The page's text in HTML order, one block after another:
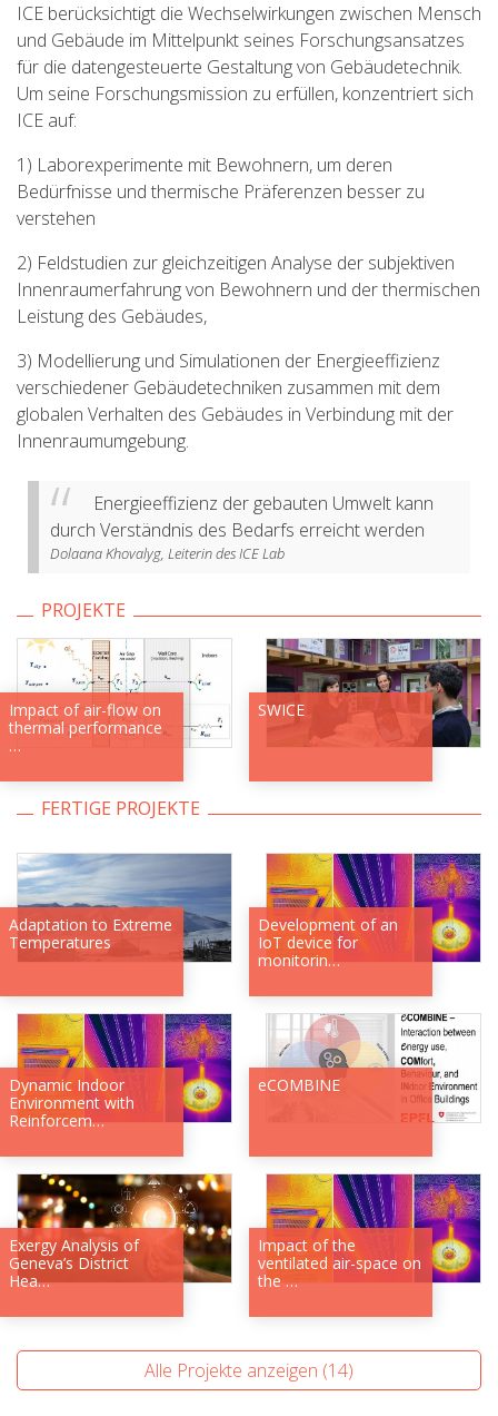
ICE berücksichtigt die Wechselwirkungen zwischen Mensch
und Gebäude im Mittelpunkt seines Forschungsansatzes
für die datengesteuerte Gestaltung von Gebäudetechnik.
Um seine Forschungsmission zu erfüllen, konzentriert sich
ICE auf:
1) Laborexperimente mit Bewohnern, um deren
Bedürfnisse und thermische Präferenzen besser zu
verstehen
2) Feldstudien zur gleichzeitigen Analyse der subjektiven
Innenraumerfahrung von Bewohnern und der thermischen
Leistung des Gebäudes,
3) Modellierung und Simulationen der Energieeffizienz
verschiedener Gebäudetechniken zusammen mit dem
globalen Verhalten des Gebäudes in Verbindung mit der
Innenraumumgebung.
Energieeffizienz der gebauten Umwelt kann
durch Verständnis des Bedarfs erreicht werden
Dolaana Khovalyg, Leiterin des ICE Lab
PROJEKTE
Impact of air-flow on
thermal performance
…
SWICE
Adaptation to Extreme
Temperatures
Development of an
IoT device for
monitorin…
Dynamic Indoor
Environment with
Reinforcem…
eCOMBINE
Exergy Analysis of
Geneva’s District
Hea…
Impact of the
ventilated air-space on
the …
FERTIGE PROJEKTE
Alle Projekte anzeigen (14)